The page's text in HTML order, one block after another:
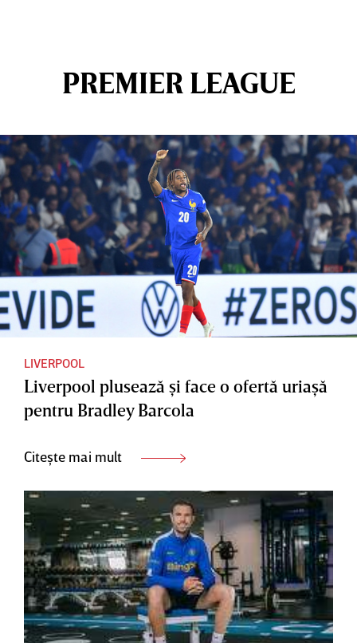
PREMIER LEAGUE
LIVERPOOL
Liverpool plusează şi face o ofertă uriaşă
pentru Bradley Barcola
Citește mai mult